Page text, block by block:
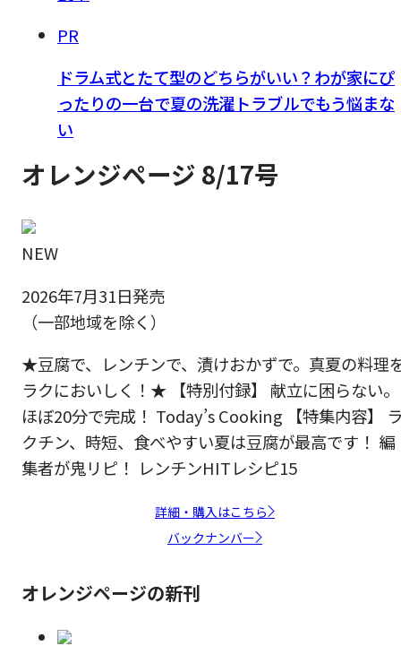
PR
ドラム式とたて型のどちらがいい？わが家にぴ
ったりの一台で夏の洗濯トラブルでもう悩まな
い
オレンジページ 8/17号
NEW
2026年7月31日発売
（一部地域を除く）
★豆腐で、レンチンで、漬けおかずで。真夏の料理
ラクにおいしく！★ 【特別付録】 献立に困らない。
ほぼ20分で完成！ Today’s Cooking 【特集内容】
クチン、時短、食べやすい夏は豆腐が最高です！ 編
集者が鬼リピ！ レンチンHITレシピ15
詳細・購入はこちら
バックナンバー
オレンジページの新刊